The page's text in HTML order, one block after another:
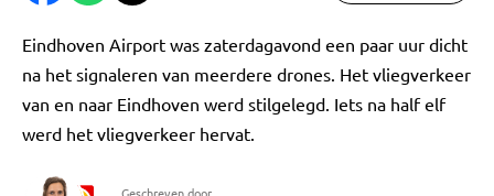
Eindhoven Airport was zaterdagavond een paar uur dicht
na het signaleren van meerdere drones. Het vliegverkeer
van en naar Eindhoven werd stilgelegd. Iets na half elf
werd het vliegverkeer hervat.